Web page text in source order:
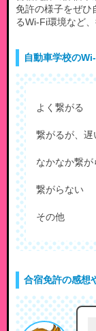
免許の様子をぜひ
るWi-Fi環境など
自動車学校の
よく繋がる
繋がるが、遅
なかなか繋が
繋がらない
その他
合宿免許の感想